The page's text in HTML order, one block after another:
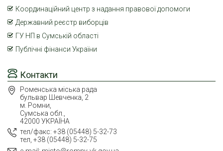
Контакти
Роменська міська рада
бульвар Шевченка, 2
м. Ромни,
Сумська обл.,
42000 УКРАЇНА
тел/факс: +38 (05448) 5-32-73
тел, +38 (05448) 5-32-75
Координаційний центр з надання правової допомоги
Державний реєстр виборців
ГУ НП в Сумській області
Публічні фінанси України